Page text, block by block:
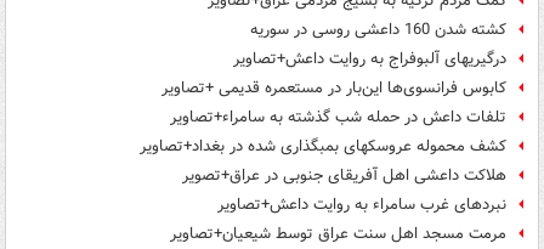
کشته شدن 160 داعشی روسی در سوریه
درگیریهای آلبوفراج به روایت داعش+تصاویر
کابوس فرانسوی‌ها این‌بار در مستعمره قدیمی +تصاویر
تلفات داعش در حمله شب گذشته به سامراء+تصاویر
کشف محموله عروسکهای بمبگذاری شده در بغداد+تصاویر
هلاکت داعشی اهل آفریقای جنوبی در عراق+تصویر
نبردهای غرب سامراء به روایت داعش+تصاویر
مرمت مسجد اهل سنت عراق توسط شیعیان+تصاویر